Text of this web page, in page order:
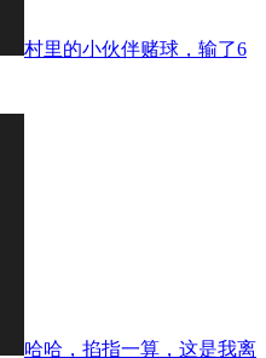
村里的小伙伴赌球，输了6
哈哈，掐指一算，这是我离